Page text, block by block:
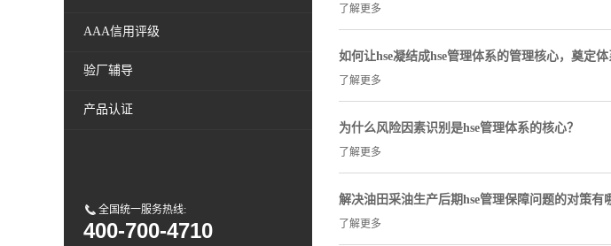
AAA信用评级
验厂辅导
产品认证
全国统一服务热线:
400-700-4710
了解更多
如何让hse凝结成hse管理体系的管理核心，奠定体
了解更多
为什么风险因素识别是hse管理体系的核心？
了解更多
解决油田采油生产后期hse管理保障问题的对策有
了解更多